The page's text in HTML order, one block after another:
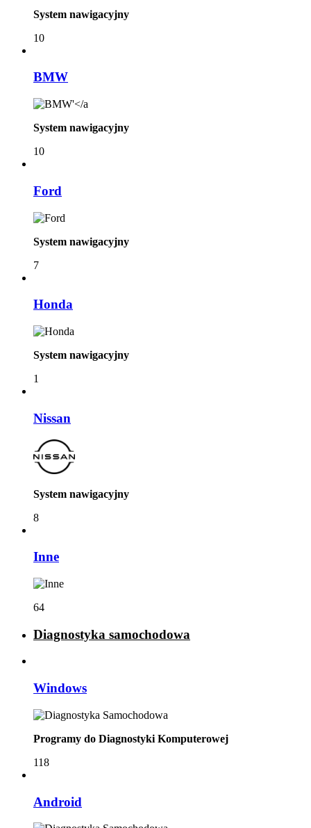
System nawigacyjny
10
BMW
System nawigacyjny
10
Ford
System nawigacyjny
7
Honda
System nawigacyjny
1
Nissan
System nawigacyjny
8
Inne
64
Diagnostyka samochodowa
Windows
Programy do Diagnostyki Komputerowej
118
Android